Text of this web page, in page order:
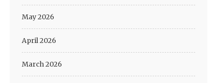
May 2026
April 2026
March 2026